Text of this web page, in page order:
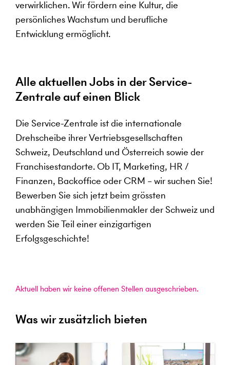
verwirklichen. Wir fördern eine Kultur, die
persönliches Wachstum und berufliche
Entwicklung ermöglicht.
Alle aktuellen Jobs in der Service-
Zentrale auf einen Blick
Die Service-Zentrale ist die internationale
Drehscheibe ihrer Vertriebsgesellschaften
Schweiz, Deutschland und Österreich sowie der
Franchisestandorte. Ob IT, Marketing, HR /
Finanzen, Backoffice oder CRM – wir suchen Sie!
Bewerben Sie sich jetzt beim grössten
unabhängigen Immobilienmakler der Schweiz und
werden Sie Teil einer einzigartigen
Erfolgsgeschichte!
Aktuell haben wir keine offenen Stellen ausgeschrieben.
Was wir zusätzlich bieten
Weiterbildung und